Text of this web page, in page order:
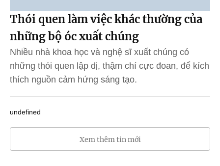
Thói quen làm việc khác thường của
những bộ óc xuất chúng
Nhiều nhà khoa học và nghệ sĩ xuất chúng có
những thói quen lập dị, thậm chí cực đoan, để kích
thích nguồn cảm hứng sáng tạo.
undefined
Xem thêm tin mới